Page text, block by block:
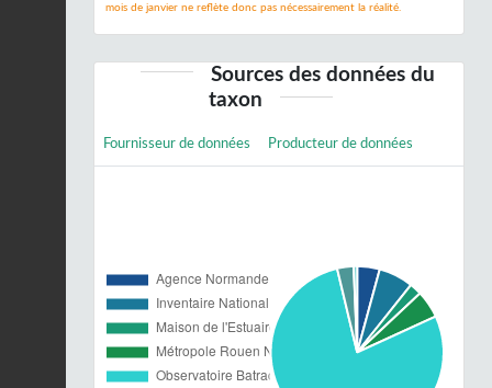
mois de janvier ne reflète donc pas nécessairement la réalité.
Sources des données du
taxon
Fournisseur de données Producteur de données